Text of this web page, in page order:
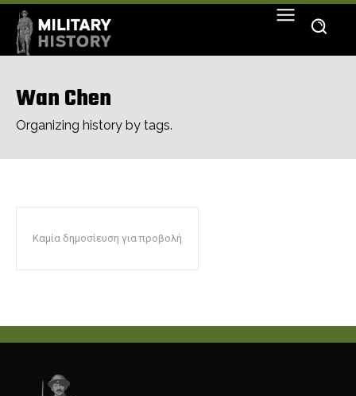
Wan Chen
Organizing history by tags.
Καμία δημοσίευση για προβολή